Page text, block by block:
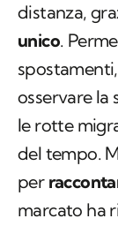
distanza,
unico.
osservare la
le rotte
del tempo.
per
marcato ha